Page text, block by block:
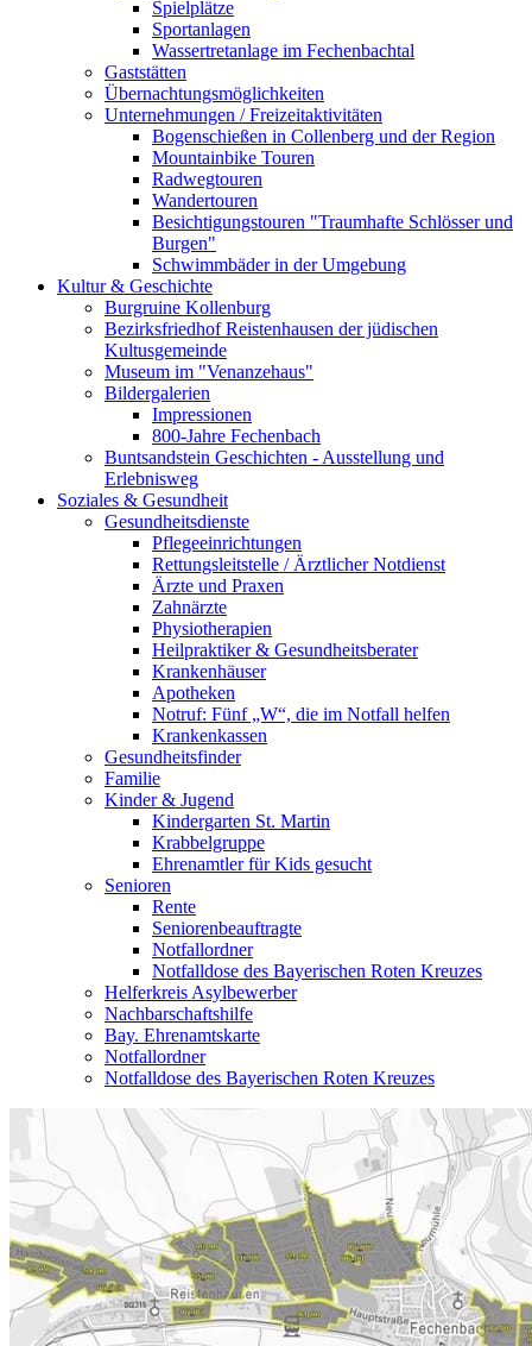
Spielplätze
Sportanlagen
Wassertretanlage im Fechenbachtal
Gaststätten
Übernachtungsmöglichkeiten
Unternehmungen / Freizeitaktivitäten
Bogenschießen in Collenberg und der Region
Mountainbike Touren
Radwegtouren
Wandertouren
Besichtigungstouren "Traumhafte Schlösser und
Burgen"
Schwimmbäder in der Umgebung
Kultur & Geschichte
Burgruine Kollenburg
Bezirksfriedhof Reistenhausen der jüdischen
Kultusgemeinde
Museum im "Venanzehaus"
Bildergalerien
Impressionen
800-Jahre Fechenbach
Buntsandstein Geschichten - Ausstellung und
Erlebnisweg
Soziales & Gesundheit
Gesundheitsdienste
Pflegeeinrichtungen
Rettungsleitstelle / Ärztlicher Notdienst
Ärzte und Praxen
Zahnärzte
Physiotherapien
Heilpraktiker & Gesundheitsberater
Krankenhäuser
Apotheken
Notruf: Fünf „W“, die im Notfall helfen
Krankenkassen
Gesundheitsfinder
Familie
Kinder & Jugend
Kindergarten St. Martin
Krabbelgruppe
Ehrenamtler für Kids gesucht
Senioren
Rente
Seniorenbeauftragte
Notfallordner
Notfalldose des Bayerischen Roten Kreuzes
Helferkreis Asylbewerber
Nachbarschaftshilfe
Bay. Ehrenamtskarte
Notfallordner
Notfalldose des Bayerischen Roten Kreuzes